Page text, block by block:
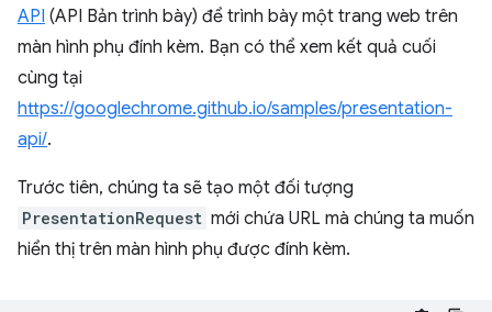
API (API Bản trình bày) để trình bày một trang web trên
màn hình phụ đính kèm. Bạn có thể xem kết quả cuối
cùng tại
https://googlechrome.github.io/samples/presentation-
api/.
Trước tiên, chúng ta sẽ tạo một đối tượng
PresentationRequest mới chứa URL mà chúng ta muốn
hiển thị trên màn hình phụ được đính kèm.